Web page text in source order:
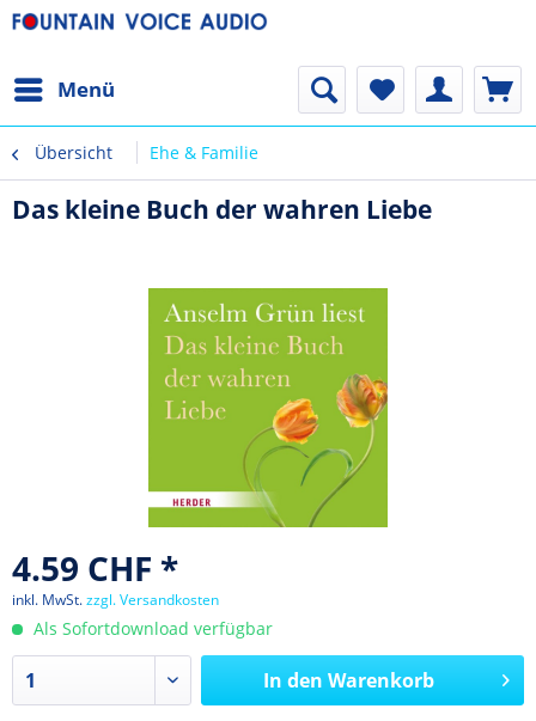
Menü
Übersicht Ehe & Familie
Das kleine Buch der wahren Liebe
4.59 CHF *
inkl. MwSt.zzgl. Versandkosten
Als Sofortdownload verfügbar
In den Warenkorb